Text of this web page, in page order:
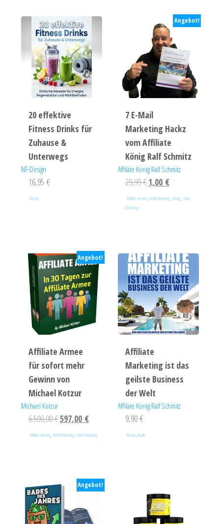
20 effektive
Fitness Drinks für
Zuhause &
Unterwegs
NF-Design
16,95 €
Bücher
Angebot!
7 E-Mail
Marketing Hackz
vom Affiliate
König Ralf Schmitz
Affilate König Ralf Schmitz
29,99€1,00 €
Affiliate werden, eMail-Marketing, Erfolg, Online
Marketing
Angebot!
Affiliate Armee
für sofort mehr
Gewinn von
Michael Kotzur
Michael Kotzur
6.500,00€597,00 €
Affiliate werden, eMail-Marketing, Online Marketing
Affiliate
Marketing ist das
geilste Business
der Welt
Affilate König Ralf Schmitz
9,90 €
Bücher, Kindle
Angebot!